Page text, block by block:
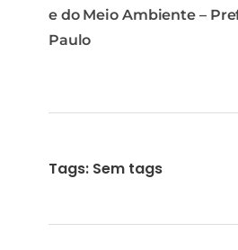
e do Meio Ambiente –
Paulo
Tags: Sem tags